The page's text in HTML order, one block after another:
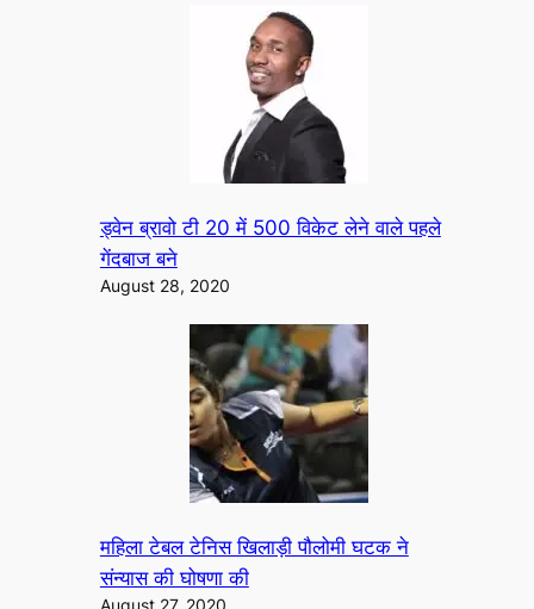
ड्वेन ब्रावो टी 20 में 500 विकेट लेने वाले पहले
गेंदबाज बने
August 28, 2020
महिला टेबल टेनिस खिलाड़ी पौलोमी घटक ने
संन्यास की घोषणा की
August 27, 2020